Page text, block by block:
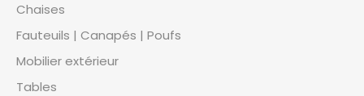
Chaises
Fauteuils | Canapés | Poufs
Mobilier extérieur
Tables